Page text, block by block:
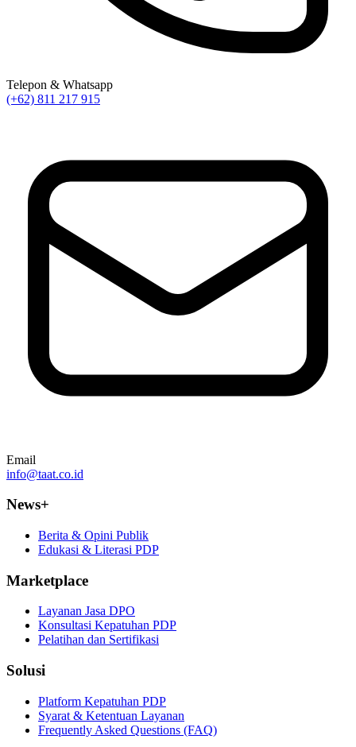
Telepon & Whatsapp
(+62) 811 217 915
Email
info@taat.co.id
News+
Berita & Opini Publik
Edukasi & Literasi PDP
Marketplace
Layanan Jasa DPO
Konsultasi Kepatuhan PDP
Pelatihan dan Sertifikasi
Solusi
Platform Kepatuhan PDP
Syarat & Ketentuan Layanan
Frequently Asked Questions (FAQ)